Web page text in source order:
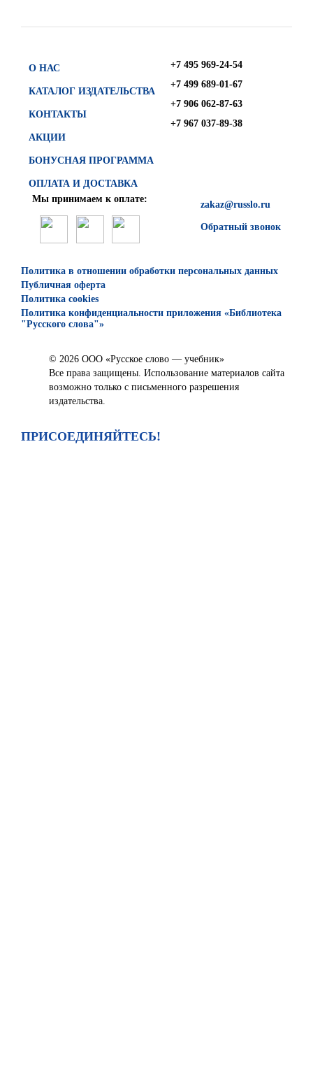
О НАС
КАТАЛОГ ИЗДАТЕЛЬСТВА
КОНТАКТЫ
АКЦИИ
БОНУСНАЯ ПРОГРАММА
ОПЛАТА И ДОСТАВКА
+7 495 969-24-54
+7 499 689-01-67
+7 906 062-87-63
+7 967 037-89-38
zakaz@russlo.ru
Обратный звонок
Мы принимаем к оплате:
Политика в отношении обработки персональных данных
Публичная оферта
Политика cookies
Политика конфиденциальности приложения «Библиотека
"Русского слова"»
© 2026 ООО «Русское слово — учебник»
Все права защищены. Использование материалов сайта
возможно только с письменного разрешения
издательства.
ПРИСОЕДИНЯЙТЕСЬ!